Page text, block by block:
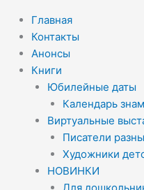
Главная
Контакты
Анонсы
Книги
Юбилейные даты
Календарь
Виртуальные
Писатели
Художники
НОВИНКИ